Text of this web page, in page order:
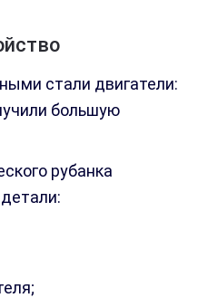
стали двигатели:
большую
рубанка